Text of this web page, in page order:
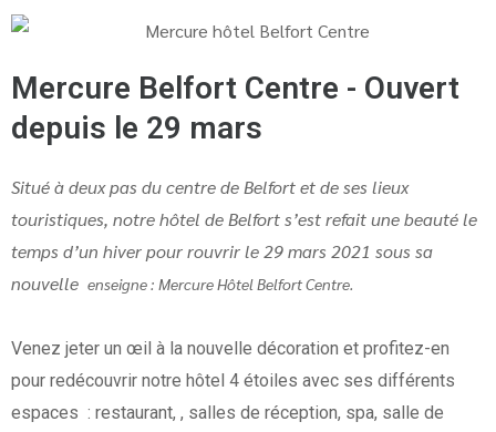
Mercure Belfort Centre - Ouvert
depuis le 29 mars
Situé à deux pas du centre de Belfort et de ses lieux
touristiques, notre hôtel de Belfort s’est refait une beauté le
temps d’un hiver pour rouvrir le 29 mars 2021 sous sa
nouvelle enseigne : Mercure Hôtel Belfort Centre.
Venez jeter un œil à la nouvelle décoration et profitez-en
pour redécouvrir notre hôtel 4 étoiles avec ses différents
espaces : restaurant, , salles de réception, spa, salle de